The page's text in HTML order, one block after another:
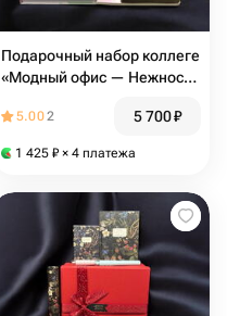
Подарочный набор коллеге
«Модный офис — Нежность
5.002 5 700₽
1 425 ₽ × 4 платежа